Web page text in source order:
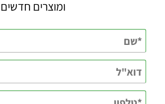
ומוצרים חדשים